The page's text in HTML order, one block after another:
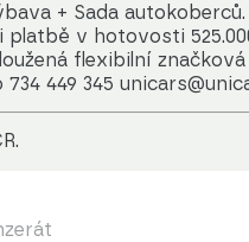
+ Sada
platbě v hotovosti
flexibilní
734 449 345